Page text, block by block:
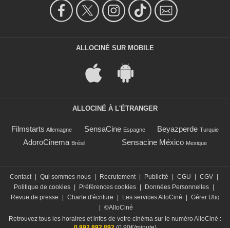
ALLOCINÉ SUR MOBILE
ALLOCINÉ À L'ÉTRANGER
Filmstarts Allemagne SensaCine Espagne Beyazperde Turquie
AdoroCinema Brésil Sensacine México Mexique
Contact | Qui sommes-nous | Recrutement | Publicité | CGU | CGV |
Politique de cookies | Préférences cookies | Données Personnelles |
Revue de presse
| Charte d'écriture | Les services AlloCiné | Gérer Utiq
| ©AlloCiné
Retrouvez tous les horaires et infos de votre cinéma sur le numéro AlloCiné :